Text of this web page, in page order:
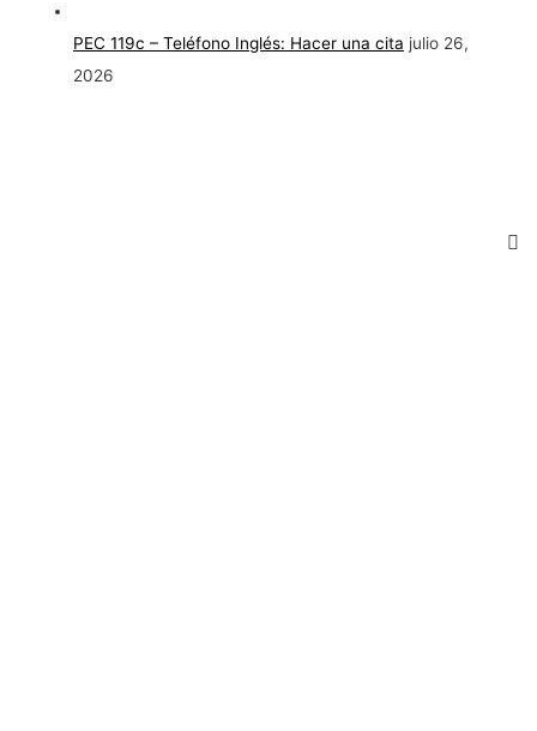
PEC 119c – Teléfono Inglés: Hacer una cita julio 26,
2026